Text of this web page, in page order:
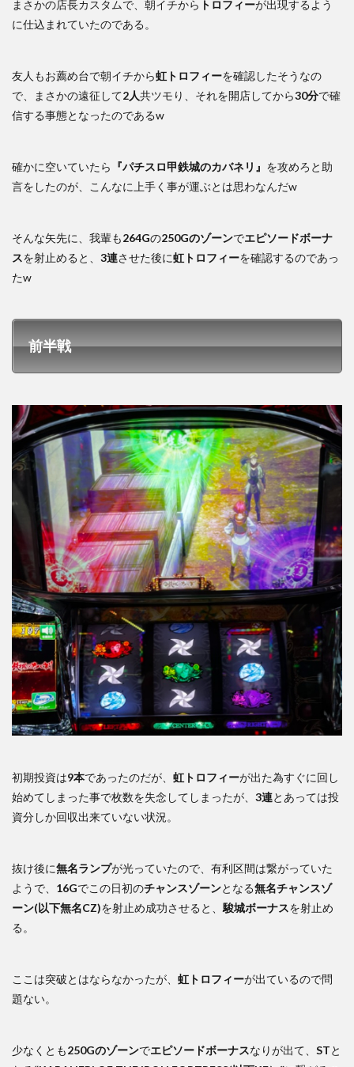
まさかの店長カスタムで、朝イチから トロフィーが出現するよう
に仕込まれていたのである。
友人もお薦め台で朝イチから虹トロフィーを確認したそうなの
で、まさかの遠征して2人共ツモり、それを開店してから30分で確
信する事態となったのであるw
確かに空いていたら 『パチスロ甲鉄城のカバネリ』 を攻めろと助
言をしたのが、こんなに上手く事が運ぶとは思わなんだw
そんな矢先に、我輩も264Gの250Gのゾーンでエピソードボーナ
スを射止めると、 3連させた後に虹トロフィーを確認するのであっ
たw
前半戦
初期投資は9本であったのだが、 虹トロフィーが出た為すぐに回し
始めてしまった事で枚数を失念してしまったが、 3連とあっては投
資分しか回収出来ていない状況。
抜け後に無名ランプが光っていたので、有利区間は繋がっていた
ようで、 16Gでこの日初のチャンスゾーンとなる無名チャンスゾ
ーン(以下無名CZ)を射止め成功させると、 駿城ボーナスを射止め
る。
ここは突破とはならなかったが、 虹トロフィーが出ているので問
題ない。
少なくとも250Gのゾーンでエピソードボーナスなりが出て、 STと